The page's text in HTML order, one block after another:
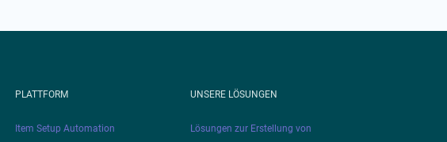
PLATTFORM
Item Setup Automation
UNSERE LÖSUNGEN
Lösungen zur Erstellung von